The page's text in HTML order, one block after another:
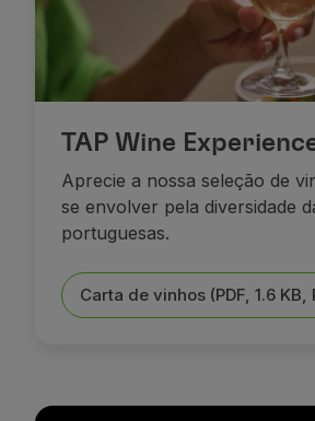
TAP Wine
Aprecie a nossa seleção de
se envolver pela diversidade
portuguesas.
Carta de vinhos (PDF, 1.6 KB,